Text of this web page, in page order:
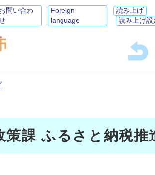
お問い合わ
Foreign
language
読み上げ
読み上げ設
策課 ふるさと納税